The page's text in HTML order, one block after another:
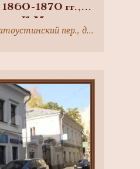
1860-1870 гг.,
К.М.
усадьба
архитекторы
Казаков и
Москва, Малый Златоустинский пер., дом 3, строение 1